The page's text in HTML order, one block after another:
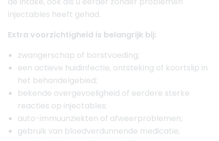
injectables heeft gehad.
Extra voorzichtigheid is belangrijk bij:
zwangerschap of borstvoeding;
een actieve huidinfectie, ontsteking of koortslip in
het behandelgebied;
bekende overgevoeligheid of eerdere sterke
reacties op injectables;
auto-immuunziekten of afweerproblemen;
gebruik van bloedverdunnende medicatie;